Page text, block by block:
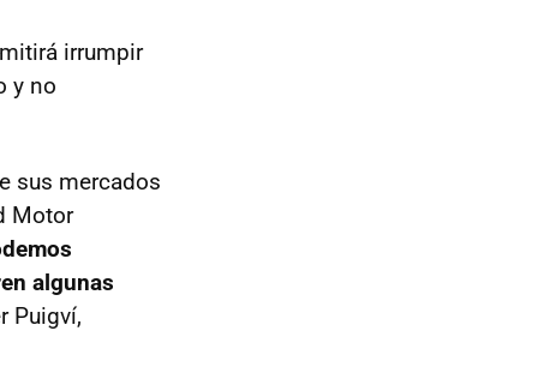
irrumpir
y no
sus mercados
Motor
algunas
Puigví,